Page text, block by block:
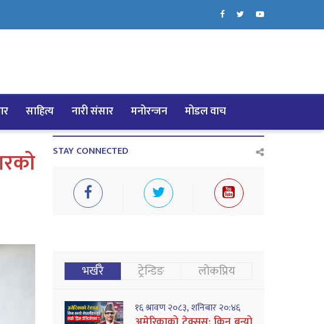
साहित्य नारी संसार मनोरन्जन मोडल वाच
STAY CONNECTED
भर्खरै ट्रेन्डिङ लोकप्रिय
१६ श्रावण २०८३, शनिबार २०:४६